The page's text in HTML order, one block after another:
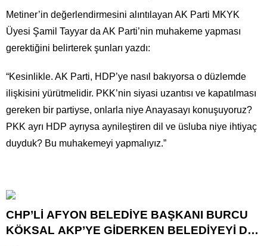
Metiner’in değerlendirmesini alıntılayan AK Parti MKYK
Üyesi Şamil Tayyar da AK Parti’nin muhakeme yapması
gerektiğini belirterek şunları yazdı:
“Kesinlikle. AK Parti, HDP’ye nasıl bakıyorsa o düzlemde
ilişkisini yürütmelidir. PKK’nin siyasi uzantısı ve kapatılması
gereken bir partiyse, onlarla niye Anayasayı konuşuyoruz?
PKK ayrı HDP ayrıysa aynileştiren dil ve üsluba niye ihtiyaç
duyduk? Bu muhakemeyi yapmalıyız.”
CHP’Lİ AFYON BELEDİYE BAŞKANI BURCU
KÖKSAL AKP’YE GİDERKEN BELEDİYEYİ DE